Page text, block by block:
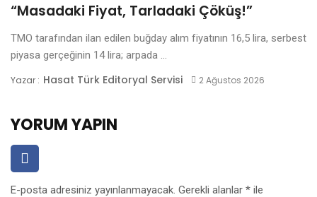
“Masadaki Fiyat, Tarladaki Çöküş!”
TMO tarafından ilan edilen buğday alım fiyatının 16,5 lira, serbest
piyasa gerçeğinin 14 lira; arpada ...
Yazar : Hasat Türk Editoryal Servisi 2 Ağustos 2026
YORUM YAPIN
E-posta adresiniz yayınlanmayacak. Gerekli alanlar * ile